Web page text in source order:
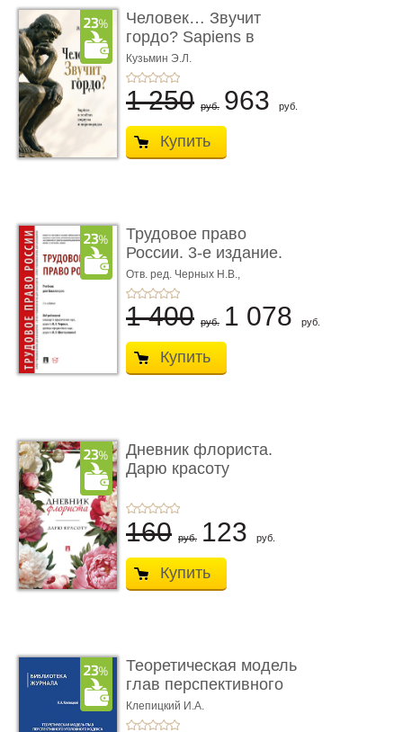
Человек… Звучит
гордо? Sapiens в
тенётах социума � ...
Кузьмин Э.Л.
1 250 руб. 963 руб.
Купить
Трудовое право
России. 3-е издание.
Учебник для ...
Отв. ред. Черных Н.В.,
Шестерякова И.В.
1 400 руб. 1 078 руб.
Купить
Дневник флориста.
Дарю красоту
160 руб. 123 руб.
Купить
Теоретическая модель
глав перспективного
УК о ...
Клепицкий И.А.